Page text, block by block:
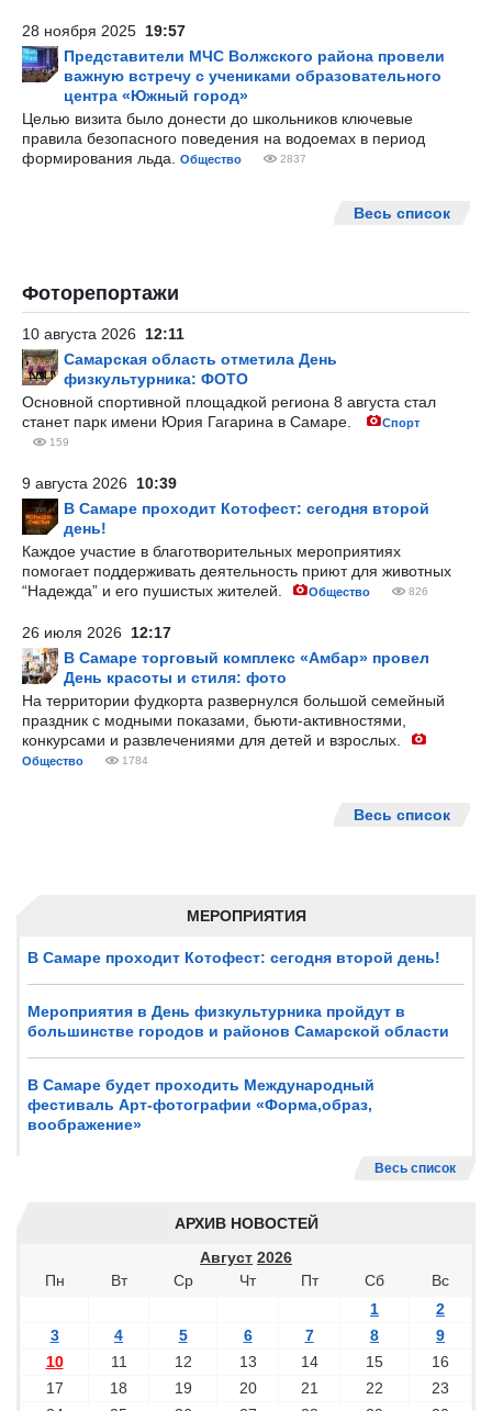
МЕРОПРИЯТИЯ
В Самаре проходит Котофест: сегодня второй день!
Мероприятия в День физкультурника пройдут в
большинстве городов и районов Самарской области
В Самаре будет проходить Международный
фестиваль Арт-фотографии «Форма,образ,
воображение»
Весь список
АРХИВ НОВОСТЕЙ
Август 2026
Пн
Вт Ср Чт Пт Сб
Вс
1
2
3
4 5 6 7 8
9
10
11 12 13 14 15
16
17
18 19 20 21 22
23
28 ноября 2025 19:57
Представители МЧС Волжского района провели
важную встречу с учениками образовательного
центра «Южный город»
Целью визита было донести до школьников ключевые
правила безопасного поведения на водоемах в период
формирования льда.
Общество 2837
Весь список
Фоторепортажи
10 августа 2026 12:11
Самарская область отметила День
физкультурника: ФОТО
Основной спортивной площадкой региона 8 августа стал
станет парк имени Юрия Гагарина в Самаре.
Спорт
159
9 августа 2026 10:39
В Самаре проходит Котофест: сегодня второй
день!
Каждое участие в благотворительных мероприятиях
помогает поддерживать деятельность приют для животных
“Надежда” и его пушистых жителей.
Общество 826
26 июля 2026 12:17
В Самаре торговый комплекс «Амбар» провел
День красоты и стиля: фото
На территории фудкорта развернулся большой семейный
праздник с модными показами, бьюти-активностями,
конкурсами и развлечениями для детей и взрослых.
Общество 1784
Весь список